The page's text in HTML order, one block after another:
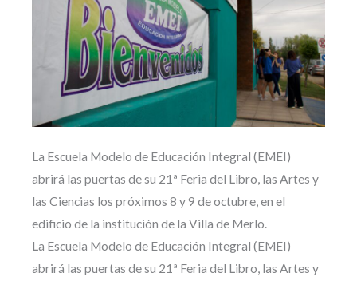
La Escuela Modelo de Educación Integral (EMEI)
abrirá las puertas de su 21ª Feria del Libro, las Artes y
las Ciencias los próximos 8 y 9 de octubre, en el
edificio de la institución de la Villa de Merlo.
La Escuela Modelo de Educación Integral (EMEI)
abrirá las puertas de su 21ª Feria del Libro, las Artes y